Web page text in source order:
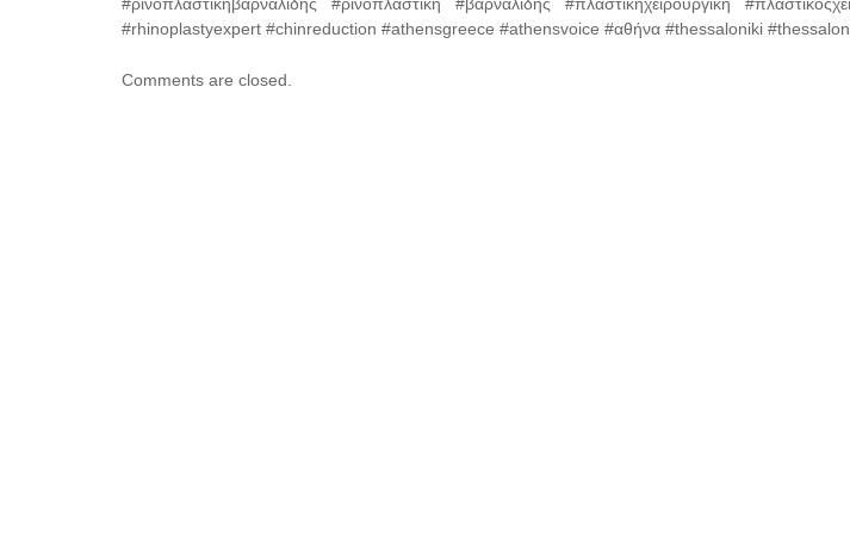
#rhinoplastyexpert #chinreduction #athensgreece #athensvoice #αθήνα #thessaloniki
Comments are closed.